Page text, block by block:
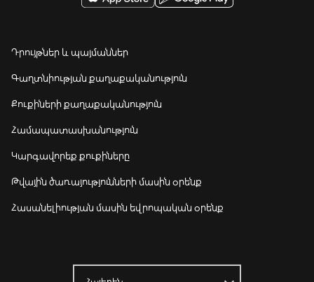
Դրույթներ և պայմաններ
Գաղտնիության քաղաքականություն
Քուքիների քաղաքականություն
Համապատասխանություն
Կարգավորեք քուքիները
Թվային ծառայությունների մասին օրենք
Հասանելիության մասին եվրոպական օրենք